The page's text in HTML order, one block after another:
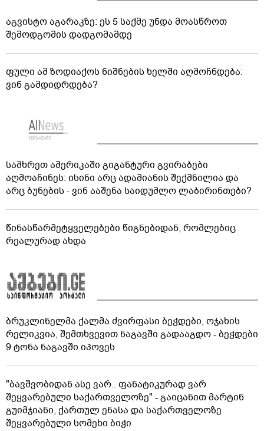
აგვისტო აგარაკზე: ეს 5 საქმე უნდა მოასწროთ
შემოდგომის დადგომამდე
ფული ამ ზოდიაქოს ნიშნების ხელში აღმოჩნდება:
ვინ გამდიდრდება?
სამხრეთ ამერიკაში გიგანტური გვირაბები
აღმოაჩინეს: ისინი არც ადამიანის შექმნილია და
არც ბუნების - ვინ ააშენა საიდუმლო ლაბირინთები?
წინასწარმეტყველებები წიგნებიდან, რომლებიც
რეალურად ახდა
ბრუკლინელმა ქალმა ძვირფასი ბეჭდები, ოჯახის
რელიკვია, შემთხვევით ნაგავში გადააგდო - ბეჭდები
9 ტონა ნაგავში იპოვეს
"ბავშვობიდან ასე ვარ.. ფანატიკურად ვარ
შეყვარებული საქართველოზე" - გაიცანით მარტინ
გუიმჯიანი, ქართულ ენასა და საქართველოზე
შეყვარებული სომეხი ბიჭი